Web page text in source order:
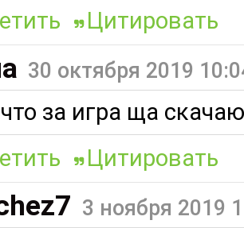
Цитировать
30 октября 2019
что за игра ща
Цитировать
3 ноября 2019